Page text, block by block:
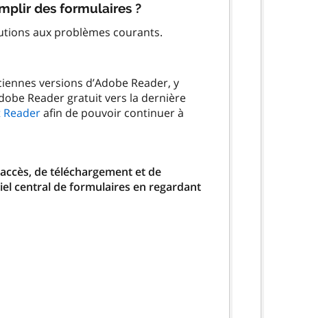
des formulaires ?
aux problèmes courants.
versions d’Adobe Reader, y
Reader gratuit vers la dernière
afin de pouvoir continuer à
de téléchargement et de
central de formulaires en regardant